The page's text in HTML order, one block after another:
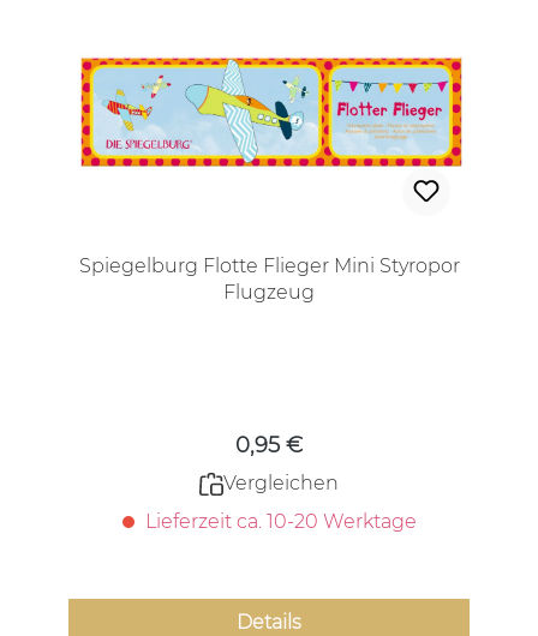
Spiegelburg Flotte Flieger Mini Styropor
Flugzeug
0,95 €
Vergleichen
Lieferzeit ca. 10-20 Werktage
Details